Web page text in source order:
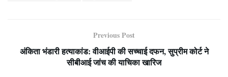
Previous Post
अंकिता भंडारी हत्याकांड: वीआईपी की सच्चाई दफन, सुप्रीम कोर्ट ने
सीबीआई जांच की याचिका खारिज